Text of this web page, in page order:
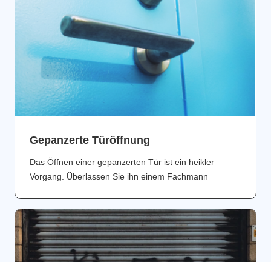
Gepanzerte Türöffnung
Das Öffnen einer gepanzerten Tür ist ein heikler
Vorgang. Überlassen Sie ihn einem Fachmann